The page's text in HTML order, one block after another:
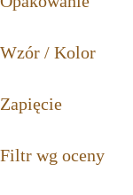
Wzór / Kolor
Zapięcie
Filtr wg oceny